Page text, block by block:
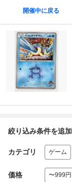
開催中に戻る
絞り込み条件を追加
カテゴリ ゲーム
価格 〜999円